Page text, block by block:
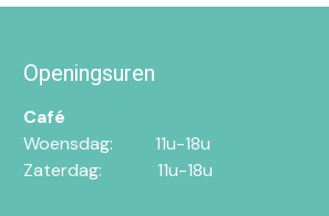
Openingsuren
Café
Woensdag:​​
11u-18u
Zaterdag:​
​11u-18u